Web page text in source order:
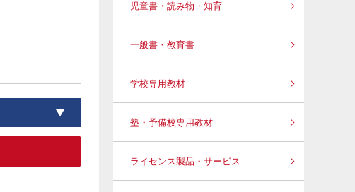
児童書・読み物・知育
一般書・教育書
学校専用教材
塾・予備校専用教材
ライセンス製品・サービス